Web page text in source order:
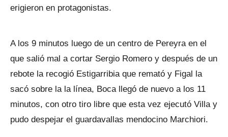
erigieron en protagonistas.
A los 9 minutos luego de un centro de Pereyra en el
que salió mal a cortar Sergio Romero y después de un
rebote la recogió Estigarribia que remató y Figal la
sacó sobre la la línea, Boca llegó de nuevo a los 11
minutos, con otro tiro libre que esta vez ejecutó Villa y
pudo despejar el guardavallas mendocino Marchiori.